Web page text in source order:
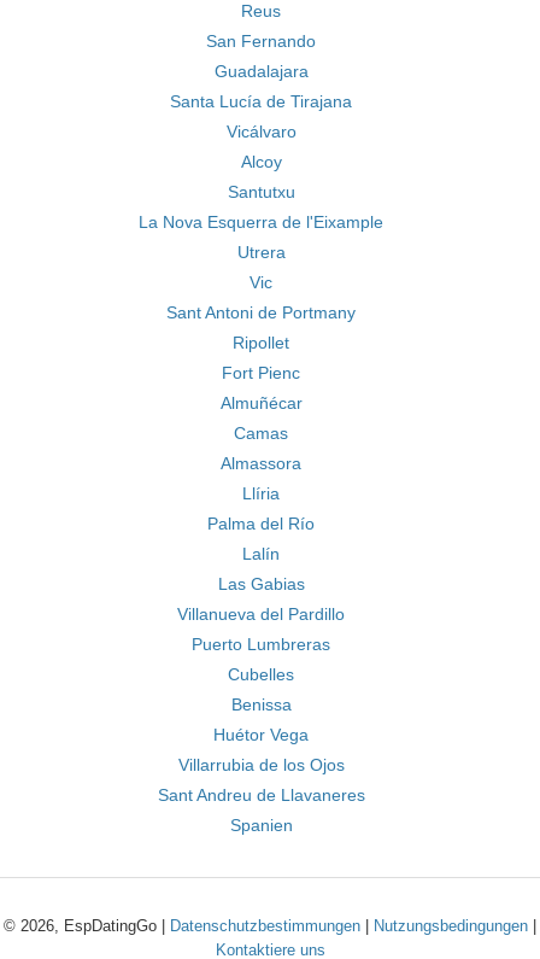
Reus
San Fernando
Guadalajara
Santa Lucía de Tirajana
Vicálvaro
Alcoy
Santutxu
La Nova Esquerra de l'Eixample
Utrera
Vic
Sant Antoni de Portmany
Ripollet
Fort Pienc
Almuñécar
Camas
Almassora
Llíria
Palma del Río
Lalín
Las Gabias
Villanueva del Pardillo
Puerto Lumbreras
Cubelles
Benissa
Huétor Vega
Villarrubia de los Ojos
Sant Andreu de Llavaneres
Spanien
© 2026, EspDatingGo | Datenschutzbestimmungen Nutzungsbedingungen
Kontaktiere uns